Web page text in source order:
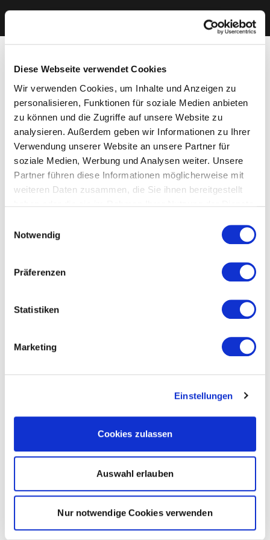
Diese Webseite verwendet Cookies
Wir verwenden Cookies, um Inhalte und Anzeigen zu
personalisieren, Funktionen für soziale Medien anbieten
zu können und die Zugriffe auf unsere Website zu
analysieren. Außerdem geben wir Informationen zu Ihrer
Verwendung unserer Website an unsere Partner für
soziale Medien, Werbung und Analysen weiter. Unsere
Partner führen diese Informationen möglicherweise mit
weiteren Daten zusammen, die Sie ihnen bereitgestellt
Cookies, wenn Sie unsere Webseite weiterhin nutzen.
Notwendig
Präferenzen
Statistiken
Marketing
Einstellungen
Cookies zulassen
Auswahl erlauben
Nur notwendige Cookies verwenden